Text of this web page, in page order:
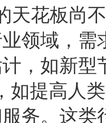
天花板尚
领域，需
，如新型
如提高人
务。这类